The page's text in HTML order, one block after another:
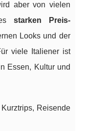
aber von vielen
starken Preis-
Looks und der
viele Italiener ist
Essen, Kultur und
Reisende